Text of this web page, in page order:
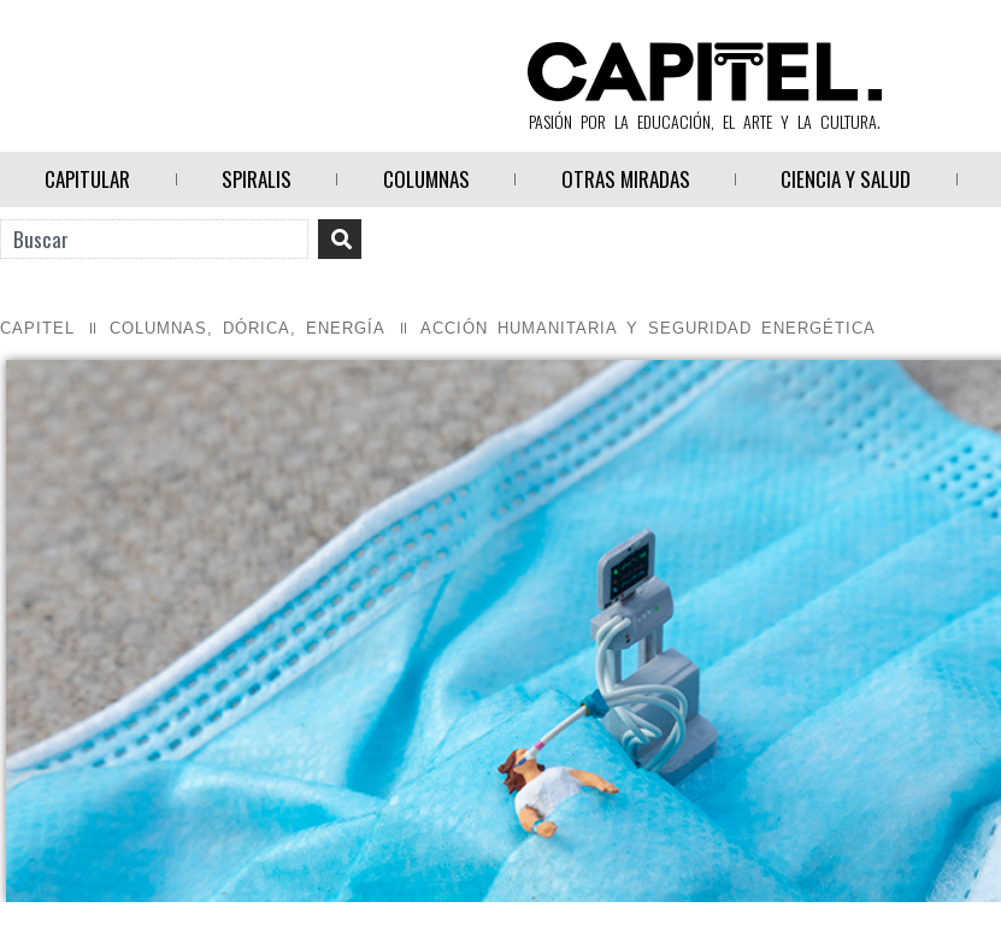
PASIÓN POR LA EDUCACIÓN, EL ARTE Y LA CULTURA.
CAPITULAR SPIRALIS COLUMNAS OTRAS MIRADAS CIENCIA Y SALUD
CAPITEL COLUMNAS , DÓRICA, ENERGÍA ACCIÓN HUMANITARIA Y SEGURIDAD ENERGÉTICA